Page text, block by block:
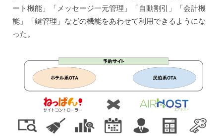
ート機能」「メッセージ一元管理」「自動割引」「会計機
能」「鍵管理」などの機能をあわせて利用できるようにな
った。